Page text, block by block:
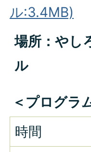
ル:3.4MB)
場所：やし
ル
＜プログラ
時間